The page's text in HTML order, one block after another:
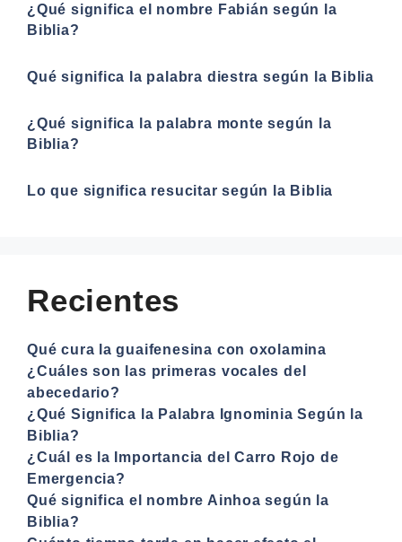
¿Qué significa el nombre Fabián según la
Biblia?
Qué significa la palabra diestra según la Biblia
¿Qué significa la palabra monte según la
Biblia?
Lo que significa resucitar según la Biblia
Recientes
Qué cura la guaifenesina con oxolamina
¿Cuáles son las primeras vocales del
abecedario?
¿Qué Significa la Palabra Ignominia Según la
Biblia?
¿Cuál es la Importancia del Carro Rojo de
Emergencia?
Qué significa el nombre Ainhoa según la
Biblia?